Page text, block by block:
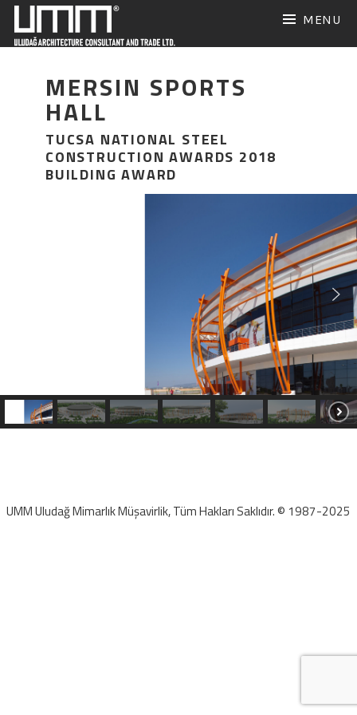
Skip
content
MENU
MERSIN SPORTS
HALL
TUCSA NATIONAL STEEL
CONSTRUCTION AWARDS 2018
BUILDING AWARD
UMM Uludağ Mimarlık Müşavirlik, Tüm Hakları Saklıdır. © 1987-2025